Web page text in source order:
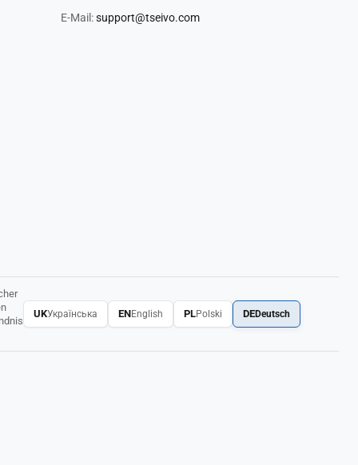
E-Mail:support@tseivo.com
UKУкраїнська ENEnglish PLPolski DEDeutsch